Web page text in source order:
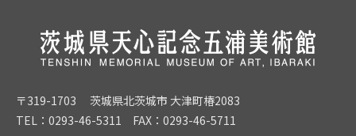
〒319-1703 茨城県北茨城市 大津町椿2083
TEL：0293-46-5311 FAX：0293-46-5711